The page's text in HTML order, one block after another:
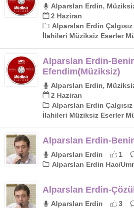
Alparslan Erdin,
2 Haziran
Alparslan Erdin
İlahileri Müziksiz Eserler
Alparslan Erdin-
Efendim(Müziksiz)
Alparslan Erdin,
2 Haziran
Alparslan Erdin
İlahileri Müziksiz Eserler
Alparslan Erdin-
Alparslan Erdin 1
Alparslan Erdin Hac/
Alparslan Erdin-
Alparslan Erdin 3